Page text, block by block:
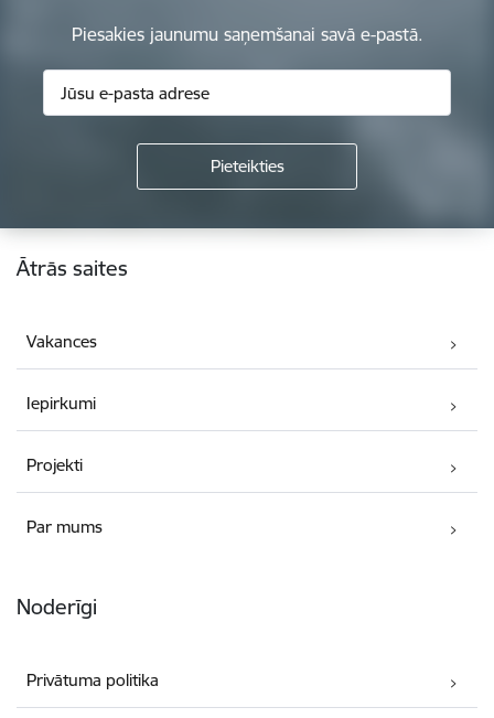
Piesakies jaunumu saņemšanai savā e-pastā.
Kājene
Ātrās saites
Vakances
Iepirkumi
Projekti
Par mums
Noderīgi
Privātuma politika